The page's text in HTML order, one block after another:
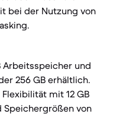
bei der Nutzung von
Arbeitsspeicher und
256 GB erhältlich.
mit 12 GB
Speichergrößen von